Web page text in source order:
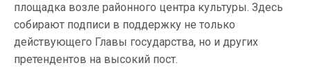
площадка возле районного центра культуры. Здесь
собирают подписи в поддержку не только
действующего Главы государства, но и других
претендентов на высокий пост.